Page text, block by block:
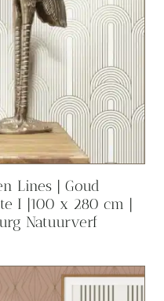
Lines | Goud
I |100 x 280 cm |
Natuurverf